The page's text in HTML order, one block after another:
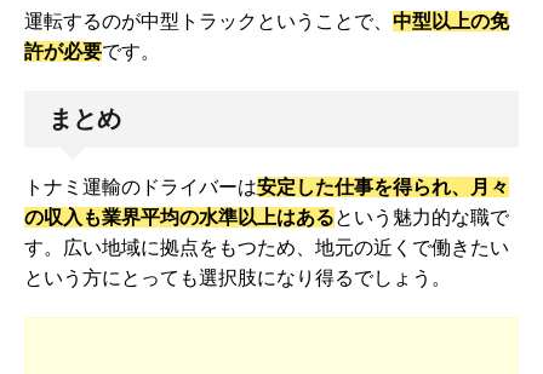
運転するのが中型トラックということで、 中型以上の免
許が必要です。
まとめ
トナミ運輸のドライバーは安定した仕事を得られ、月々
の収入も業界平均の水準以上はあるという魅力的な職で
す。広い地域に拠点をもつため、地元の近くで働きたい
という方にとっても選択肢になり得るでしょう。